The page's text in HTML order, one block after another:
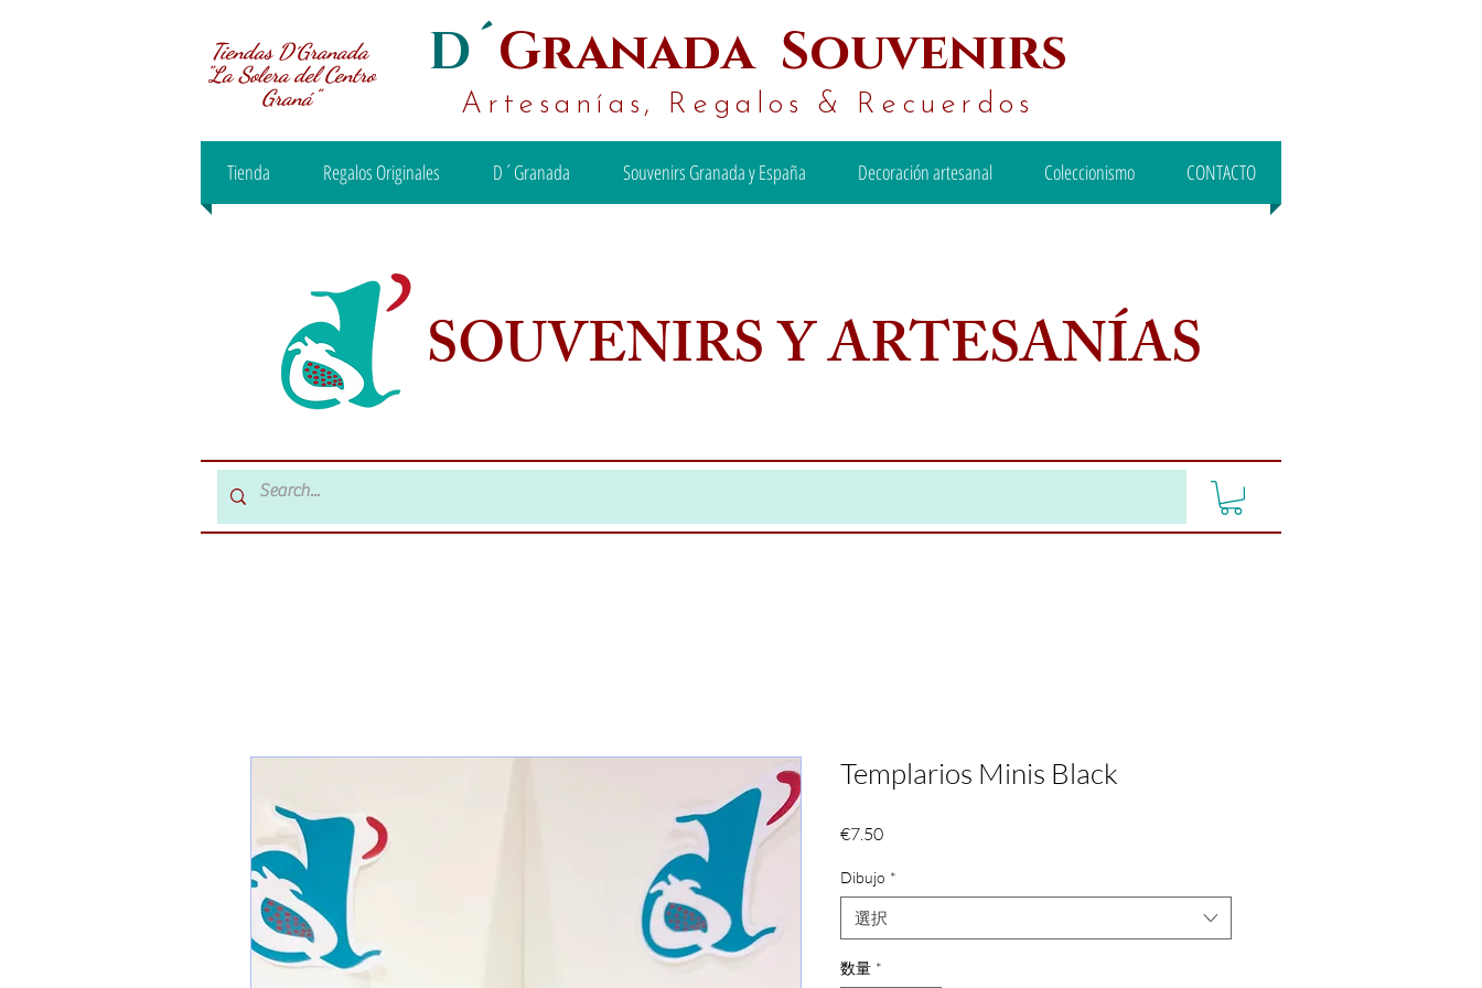
Tiendas D´Granada
"La Solera del Centro
Graná"
D´Granada Souvenirs
Artesanías, Regalos & Recuerdos
Tienda Regalos Originales D´Granada Souvenirs Granada y España Decoración artesanal Coleccionismo CONTACTO
SOUVENIRS Y ARTESANÍAS
Templarios Minis Black
€7.50価
Dibujo *
選択
数量 *